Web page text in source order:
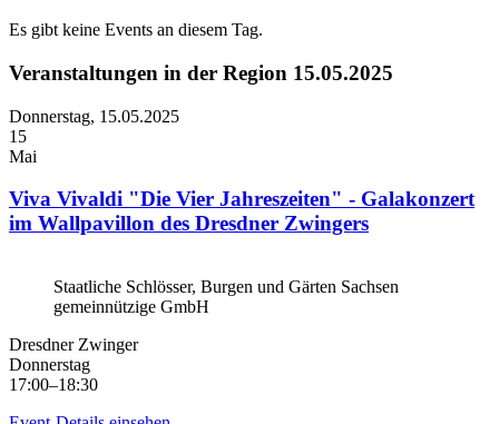
Es gibt keine Events an diesem Tag.
Veranstaltungen in der Region 15.05.2025
Donnerstag, 15.05.2025
15
Mai
Viva Vivaldi "Die Vier Jahreszeiten" - Galakonzert
im Wallpavillon des Dresdner Zwingers
Staatliche Schlösser, Burgen und Gärten Sachsen
gemeinnützige GmbH
Dresdner Zwinger
Donnerstag
17:00–18:30